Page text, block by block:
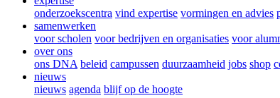
onderzoekscentra vind expertise vormingen en advies
samenwerken
voor scholen voor bedrijven en organisaties voor
over ons
ons DNA beleid campussen duurzaamheid jobs shop
nieuws
nieuws agenda blijf op de hoogte